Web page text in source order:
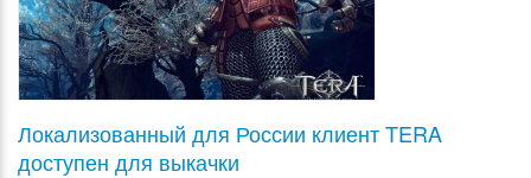
Локализованный для России клиент TERA
доступен для выкачки